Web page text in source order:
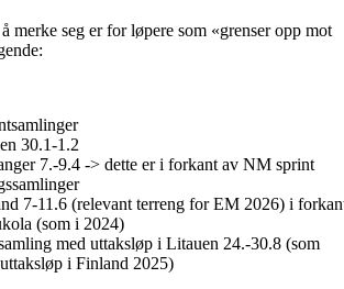
merke seg er for løpere som «grenser opp mot
30.1-1.2
7.-9.4 -> dette er i forkant av NM sprint
7-11.6 (relevant terreng for EM 2026) i
(som i 2024)
med uttaksløp i Litauen 24.-30.8 (som
i Finland 2025)